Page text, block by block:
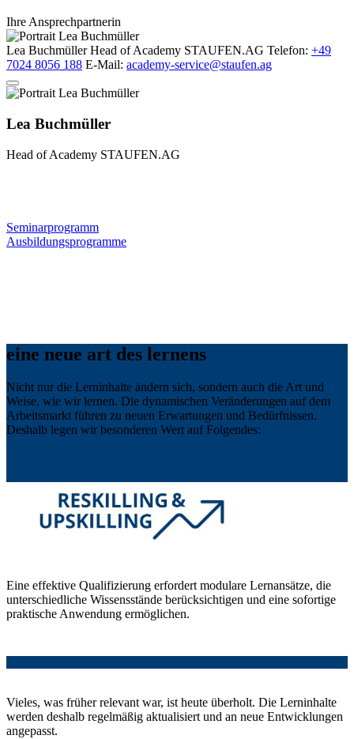
Ihre Ansprechpartnerin
Lea Buchmüller Head of Academy STAUFEN.AG Telefon: +49
7024 8056 188 E-Mail: academy-service@staufen.ag
Lea Buchmüller
Head of Academy STAUFEN.AG
Seminarprogramm
Ausbildungsprogramme
eine neue art des lernens
Nicht nur die Lerninhalte ändern sich, sondern auch die Art und
Weise, wie wir lernen. Die dynamischen Veränderungen auf dem
Arbeitsmarkt führen zu neuen Erwartungen und Bedürfnissen.
Deshalb legen wir besonderen Wert auf Folgendes:
Eine effektive Qualifizierung erfordert modulare Lernansätze, die
unterschiedliche Wissensstände berücksichtigen und eine sofortige
praktische Anwendung ermöglichen.
Vieles, was früher relevant war, ist heute überholt. Die Lerninhalte
werden deshalb regelmäßig aktualisiert und an neue Entwicklungen
angepasst.